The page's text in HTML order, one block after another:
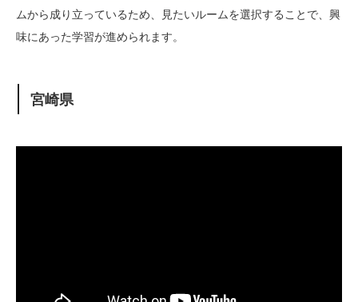
ムから成り立っているため、見たいルームを選択することで、興
味にあった学習が進められます。
宮崎県